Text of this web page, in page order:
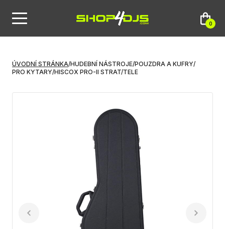
0
ÚVODNÍ STRÁNKA/HUDEBNÍ NÁSTROJE/POUZDRA A KUFRY/
PRO KYTARY/HISCOX PRO-II STRAT/TELE